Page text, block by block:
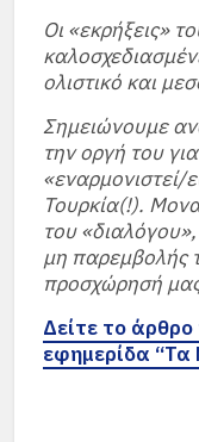
Οι «εκρήξεις»
ολιστικό και
Σημειώνουμε
την οργή του
«εναρμονιστεί/
Τουρκία(!).
του
μη παρεμβολής
προσχώρησή μας
Δείτε το
εφημερίδα